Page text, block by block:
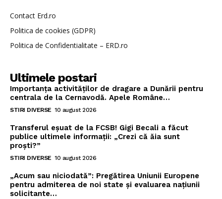
Contact Erd.ro
Politica de cookies (GDPR)
Politica de Confidentialitate – ERD.ro
Ultimele postari
Importanța activităților de dragare a Dunării pentru
centrala de la Cernavodă. Apele Române…
STIRI DIVERSE 10 august 2026
Transferul eșuat de la FCSB! Gigi Becali a făcut
publice ultimele informații: „Crezi că ăia sunt
proști?”
STIRI DIVERSE 10 august 2026
„Acum sau niciodată”: Pregătirea Uniunii Europene
pentru admiterea de noi state și evaluarea națiunii
solicitante…